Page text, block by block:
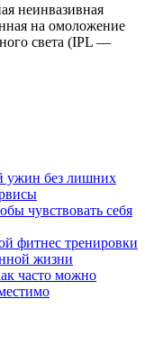
неинвазивная
на омоложение
света (IPL —
ужин без лишних
чувствовать себя
фитнес тренировки
жизни
часто можно